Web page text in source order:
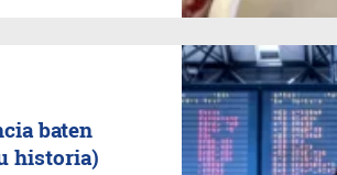
baten
historia)